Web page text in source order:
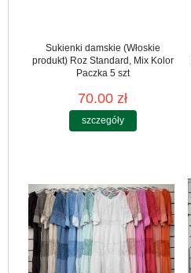
Sukienki damskie (Włoskie
produkt) Roz Standard, Mix Kolor
Paczka 5 szt
70.00 zł
szczegóły